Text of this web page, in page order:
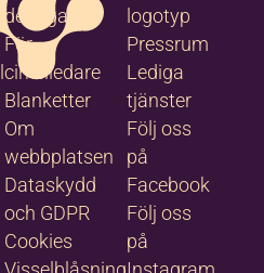
deltagare
För
cirkelledare
Blanketter
Om
webbplatsen
Dataskydd
och GDPR
Cookies
logotyp
Pressrum
Lediga
tjänster
Följ oss
på
Facebook
Följ oss
på